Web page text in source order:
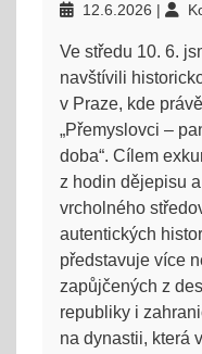
12.6.2026
Ve středu 10. 6.
navštívili
v Praze, kde
„Přemyslovci –
doba“. Cílem
z hodin dějepisu
vrcholného
autentických
představuje více
zapůjčených z
republiky i
na dynastii, která